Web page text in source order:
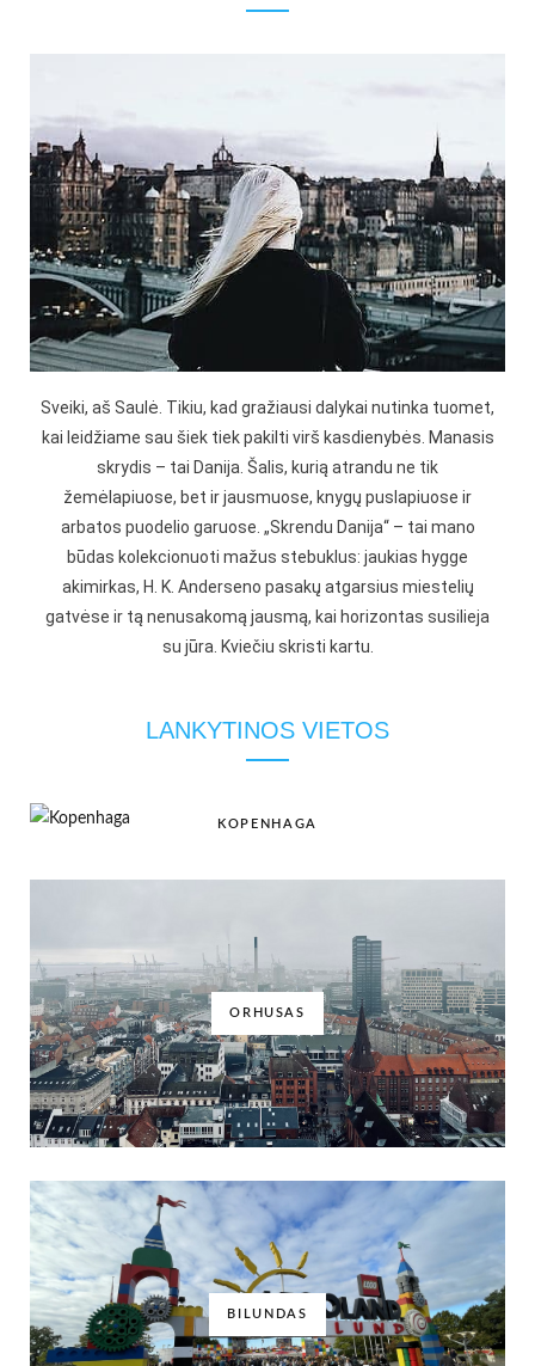
Sveiki, aš Saulė. Tikiu, kad gražiausi dalykai nutinka tuomet,
kai leidžiame sau šiek tiek pakilti virš kasdienybės. Manasis
skrydis – tai Danija. Šalis, kurią atrandu ne tik
žemėlapiuose, bet ir jausmuose, knygų puslapiuose ir
arbatos puodelio garuose. „Skrendu Danija“ – tai mano
būdas kolekcionuoti mažus stebuklus: jaukias hygge
akimirkas, H. K. Anderseno pasakų atgarsius miestelių
gatvėse ir tą nenusakomą jausmą, kai horizontas susilieja
su jūra. Kviečiu skristi kartu.
LANKYTINOS VIETOS
KOPENHAGA
ORHUSAS
BILUNDAS